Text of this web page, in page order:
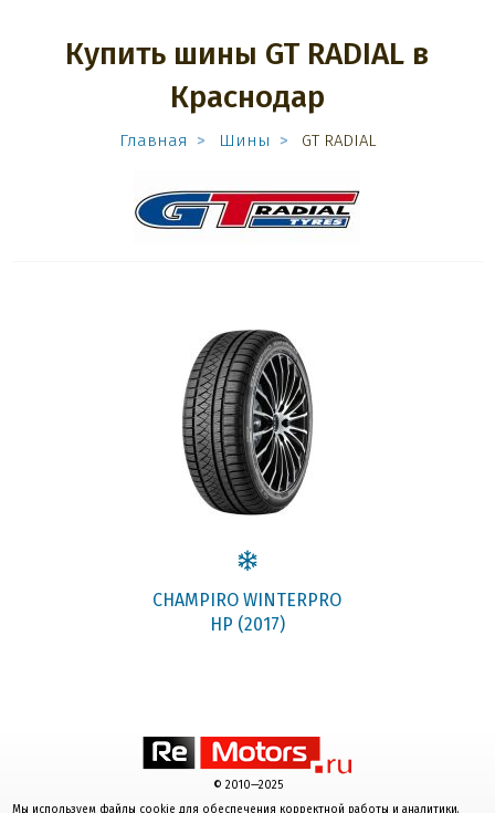
Купить шины GT RADIAL в
Краснодар
Главная Шины GT RADIAL
CHAMPIRO WINTERPRO
HP (2017)
© 2010—2025
Мы используем файлы cookie для обеспечения корректной работы и аналитики.